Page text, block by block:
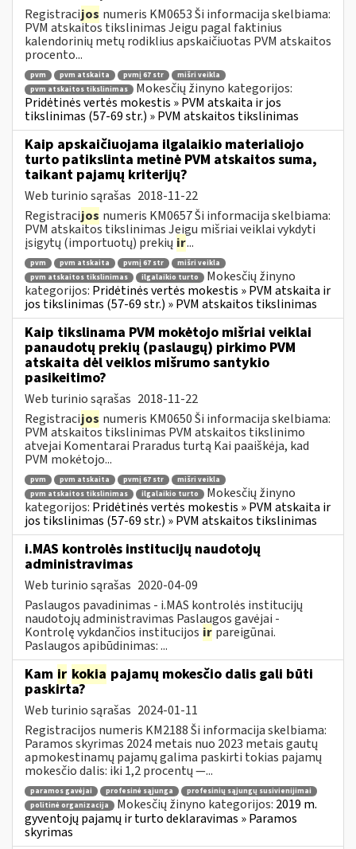
Registracijos numeris KM0653 Ši informacija skelbiama:
PVM atskaitos tikslinimas Jeigu pagal faktinius
kalendorinių metų rodiklius apskaičiuotas PVM atskaitos
procento...
pvm pvm atskaita pvmį 67 str
mišri veikla
pvm atskaitos tikslinimas
Mokesčių žinyno kategorijos:
Pridėtinės vertės mokestis » PVM atskaita ir jos
tikslinimas (57-69 str.) » PVM atskaitos tikslinimas
Kaip apskaičiuojama ilgalaikio materialiojo
turto patikslinta metinė PVM atskaitos suma,
taikant pajamų kriterijų?
Web turinio sąrašas 2018-11-22
Registracijos numeris KM0657 Ši informacija skelbiama:
PVM atskaitos tikslinimas Jeigu mišriai veiklai vykdyti
įsigytų (importuotų) prekių ir...
pvm pvm atskaita pvmį 67 str
mišri veikla
pvm atskaitos tikslinimas
ilgalaikio turto
Mokesčių žinyno
kategorijos: Pridėtinės vertės mokestis » PVM atskaita ir
jos tikslinimas (57-69 str.) » PVM atskaitos tikslinimas
Kaip tikslinama PVM mokėtojo mišriai veiklai
panaudotų prekių (paslaugų) pirkimo PVM
atskaita dėl veiklos mišrumo santykio
pasikeitimo?
Web turinio sąrašas 2018-11-22
Registracijos numeris KM0650 Ši informacija skelbiama:
PVM atskaitos tikslinimas PVM atskaitos tikslinimo
atvejai Komentarai Praradus turtą Kai paaiškėja, kad
PVM mokėtojo...
pvm pvm atskaita pvmį 67 str
mišri veikla
pvm atskaitos tikslinimas
ilgalaikio turto
Mokesčių žinyno
kategorijos: Pridėtinės vertės mokestis » PVM atskaita ir
jos tikslinimas (57-69 str.) » PVM atskaitos tikslinimas
i.MAS kontrolės institucijų naudotojų
administravimas
Web turinio sąrašas 2020-04-09
Paslaugos pavadinimas - i.MAS kontrolės institucijų
naudotojų administravimas Paslaugos gavėjai -
Kontrolę vykdančios institucijos ir pareigūnai.
Paslaugos apibūdinimas: ...
Kam ir kokia pajamų mokesčio dalis gali būti
paskirta?
Web turinio sąrašas 2024-01-11
Registracijos numeris KM2188 Ši informacija skelbiama:
Paramos skyrimas 2024 metais nuo 2023 metais gautų
apmokestinamų pajamų galima paskirti tokias pajamų
mokesčio dalis: iki 1,2 procentų —...
paramos gavėjai profesinė sąjunga
profesinių sąjungų susivienijimai
politinė organizacija
Mokesčių žinyno kategorijos: 2019 m.
gyventojų pajamų ir turto deklaravimas » Paramos
skyrimas